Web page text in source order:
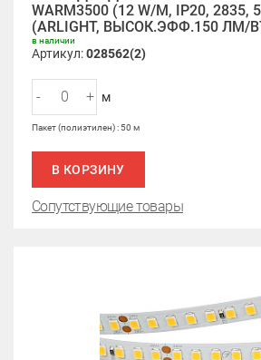
WARM3500 (12 W/M, IP20, 2835,
(ARLIGHT, ВЫСОК.ЭФФ.150 ЛМ/
в наличии
Артикул:028562(2)
- + м
Пакет (полиэтилен) : 50 м
В КОРЗИНУ
Сопутствующие товары